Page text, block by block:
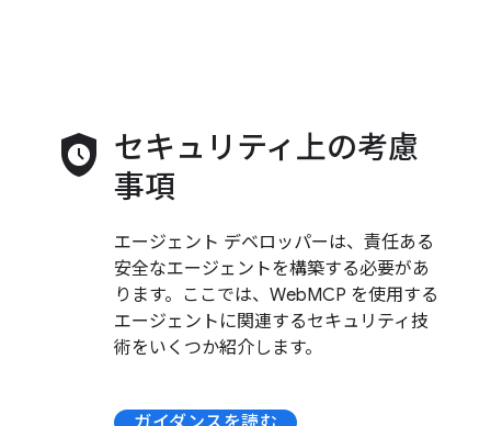
safety_check セキュリティ上の考慮
事項
エージェント デベロッパーは、責任ある
安全なエージェントを構築する必要があ
ります。ここでは、WebMCP を使用する
エージェントに関連するセキュリティ技
術をいくつか紹介します。